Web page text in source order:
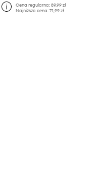
Cena regularna:89,99 zł
Najniższa cena:71,99 zł